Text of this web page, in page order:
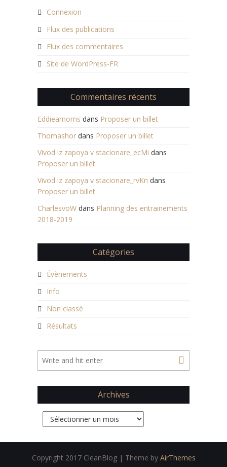
Connexion
Flux des publications
Flux des commentaires
Site de WordPress-FR
Commentaires récents
Eddieamoms dans Proposer un billet
Thomashor dans Proposer un billet
Vivod iz zapoya v stacionare_ecMi dans
Proposer un billet
Vivod iz zapoya v stacionare_rvKn dans
Proposer un billet
CharlesvoW dans Planning des entrainements
2018-2019
Catégories
Évènements
Info
Non classé
Résultats
Archives
Archives
Copyright 2017 CleanBlog | Theme by AirThemes